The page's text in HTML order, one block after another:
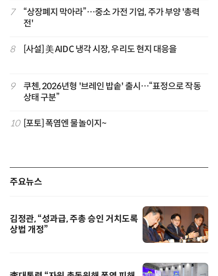
7
“상장폐지 막아라”…중소 가전 기업, 주가 부양 '총력
전'
8 [사설] 美 AIDC 냉각 시장, 우리도 현지 대응을
9
쿠첸, 2026년형 '브레인 밥솥' 출시…“표정으로 작동
상태 구분”
10 [포토] 폭염엔 물놀이지~
주요뉴스
김정관, “성과급, 주총 승인 거치도록
상법 개정”